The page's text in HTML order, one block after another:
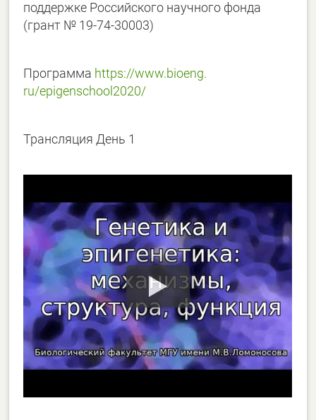
поддержке Российского научного фонда
(грант № 19-74-30003)
Программа https://www.bioeng.
ru/epigenschool2020/
Трансляция День 1